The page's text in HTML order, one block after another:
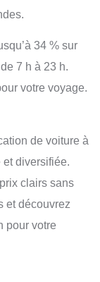
34 % sur
7 h à 23 h.
votre voyage.
de voiture à
et diversifiée.
clairs sans
et découvrez
pour votre